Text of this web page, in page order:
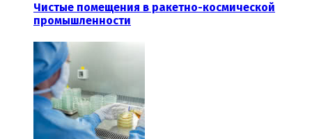
Чистые помещения в ракетно-космической
промышленности